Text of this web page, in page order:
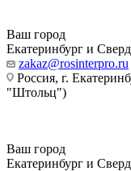
Ваш город
Екатеринбург и
zakaz@rosinterpro.ru
Россия, г.
"Штольц")
Ваш город
Екатеринбург и